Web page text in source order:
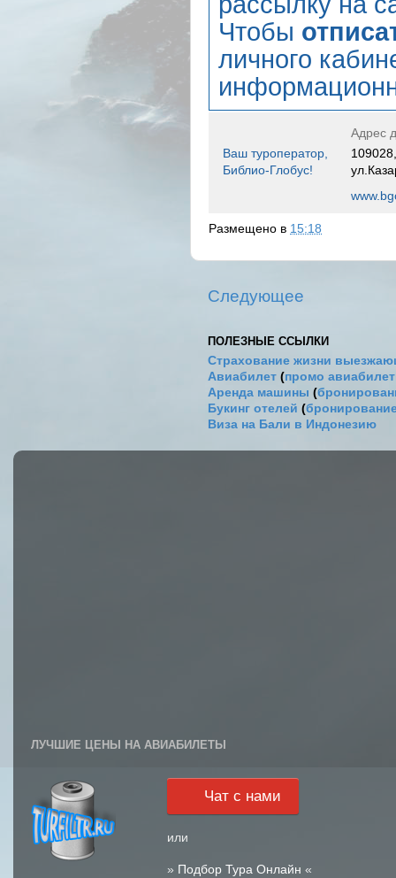
Чтобы
личного
Адрес
Ваш туроператор,
Библио-Глобус!
Размещено в 15:18
Следующее
ПОЛЕЗНЫЕ ССЫЛКИ
Страхование жизни
Авиабилет (промо
Аренда машины (
Букинг отелей (
Виза на Бали в Индонезию
ЛУЧШИЕ ЦЕНЫ НА АВИАБИЛЕТЫ
Чат с нами
или
» Подбор Тура Онлайн «